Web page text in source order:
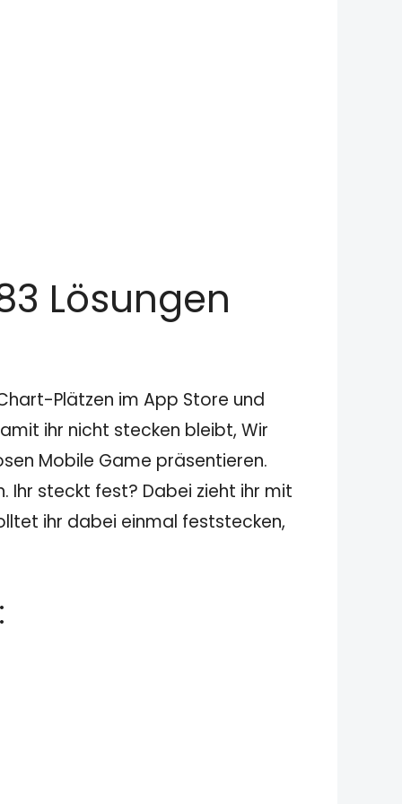
Lösungen
Plätzen im App Store und
ihr nicht stecken bleibt, Wir
Mobile Game präsentieren.
Ihr steckt fest? Dabei zieht ihr mit
ihr dabei einmal feststecken,